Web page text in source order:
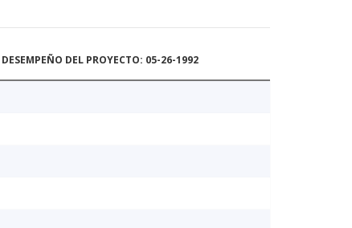
DEL PROYECTO: 05-26-1992